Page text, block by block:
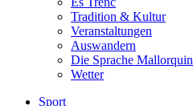
Tradition & Kultur
Veranstaltungen
Auswandern
Die Sprache Mallorquin
Wetter
Sport